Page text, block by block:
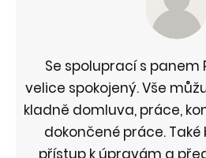
Se spoluprací s panem
velice spokojený. Vše
kladně domluva, práce,
dokončené práce.